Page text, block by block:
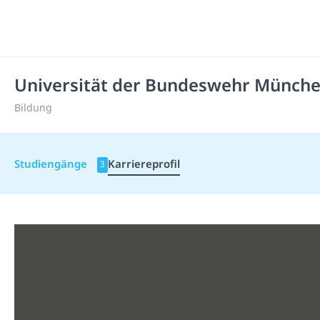
Universität der Bundeswehr
Bildung
Studiengänge 3 Karriereprofil